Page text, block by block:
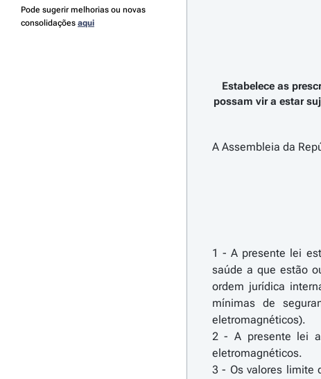
Pode sugerir melhorias ou novas
consolidações aqui
Estabelece as
possam vir a estar
A Assembleia da
1 - A presente lei
saúde a que estão
ordem jurídica
mínimas de
eletromagnéticos).
2 - A presente lei
eletromagnéticos.
3 - Os valores limite